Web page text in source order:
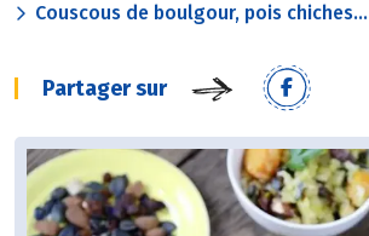
Couscous de boulgour, pois chiches...
Partager sur